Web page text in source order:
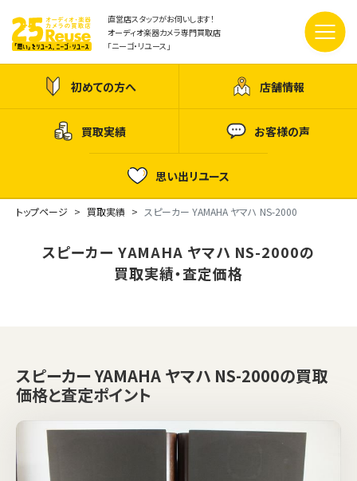
直営店スタッフがお伺いします！
オーディオ楽器カメラ専門買取店
「ニーゴ・リユース」
初めての方へ 店舗情報
買取実績 お客様の声
思い出リユース
トップページ 買取実績 スピーカー YAMAHA ヤマハ NS-2000
スピーカー YAMAHA ヤマハ NS-2000の
買取実績・査定価格
スピーカー YAMAHA ヤマハ NS-2000の買取
価格と査定ポイント